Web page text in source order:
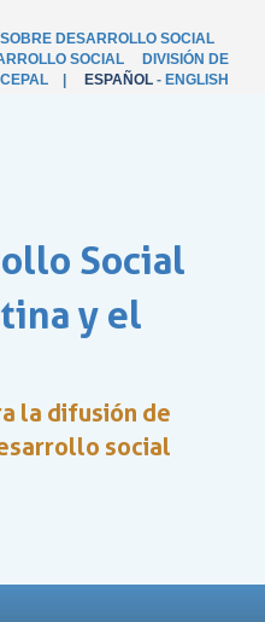
DESARROLLO SOCIAL
SOCIAL
DIVISIÓN DE
CEPAL ESPAÑOL - ENGLISH
Social
y el
la difusión de
social